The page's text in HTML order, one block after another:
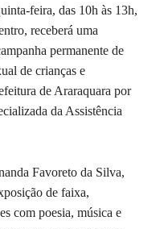
feira, das 10h às 13h,
receberá uma
permanente de
de crianças e
de Araraquara por
da Assistência
Favoreto da Silva,
de faixa,
com poesia, música e